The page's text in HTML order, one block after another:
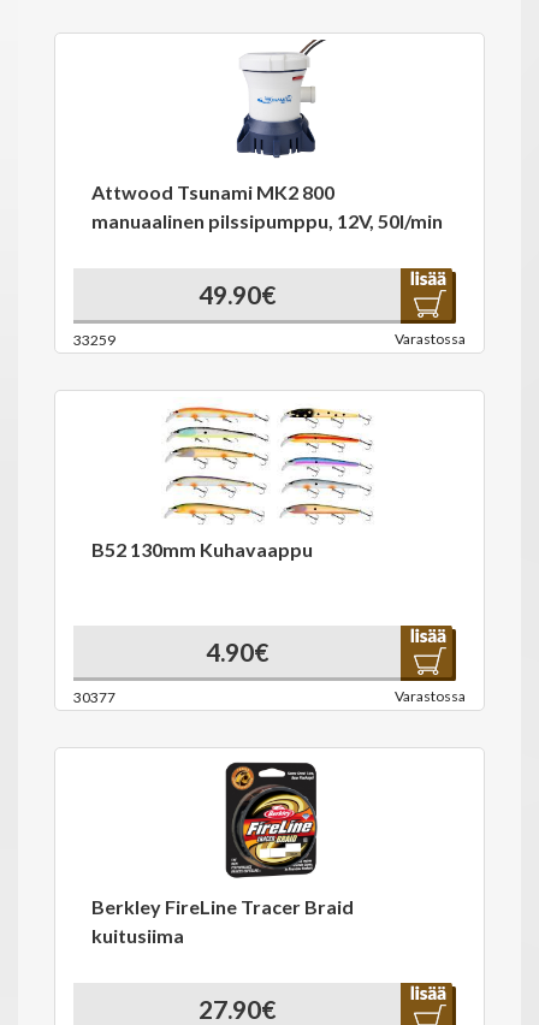
Attwood Tsunami MK2 800
manuaalinen pilssipumppu, 12V, 50l/min
49.90€
33259 Varastossa
B52 130mm Kuhavaappu
4.90€
30377 Varastossa
Berkley FireLine Tracer Braid
kuitusiima
27.90€